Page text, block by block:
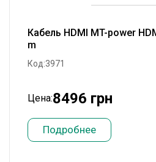
Кабель HDMI MT-power
m
Код:3971
Цена:8496 грн
Подробнее